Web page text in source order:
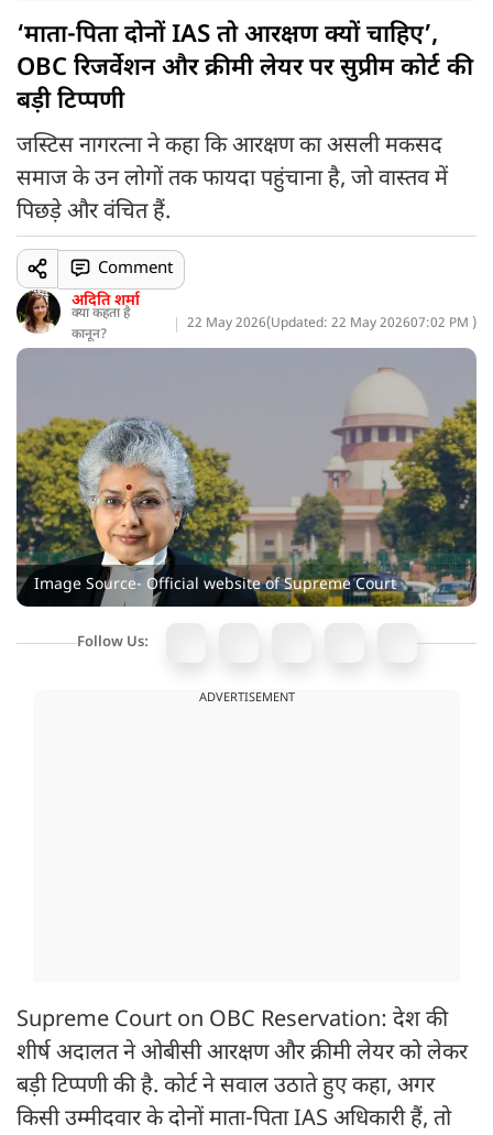
‘माता-पिता दोनों IAS तो आरक्षण क्यों चाहिए’,
OBC रिजर्वेशन और क्रीमी लेयर पर सुप्रीम कोर्ट की
बड़ी टिप्पणी
जस्टिस नागरत्ना ने कहा कि आरक्षण का असली मकसद
समाज के उन लोगों तक फायदा पहुंचाना है, जो वास्तव में
पिछड़े और वंचित हैं.
अदिति शर्मा
क्या कहता है
कानून?
22 May 2026(Updated: 22 May 202607:02 PM )
Comment
Image Source- Official website of Supreme Court
Follow Us:
ADVERTISEMENT
Supreme Court on OBC Reservation: देश की
शीर्ष अदालत ने ओबीसी आरक्षण और क्रीमी लेयर को लेकर
बड़ी टिप्पणी की है. कोर्ट ने सवाल उठाते हुए कहा, अगर
किसी उम्मीदवार के दोनों माता-पिता IAS अधिकारी हैं, तो